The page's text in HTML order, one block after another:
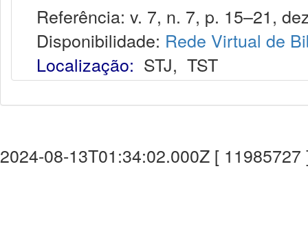
Referência: v. 7, n. 7, p. 15–21,
Disponibilidade: Rede Virtual de
Localização: STJ, TST
2024-08-13T01:34:02.000Z [ 11985727